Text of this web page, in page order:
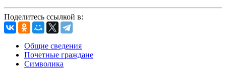
Поделитесь ссылкой в:
Общие сведения
Почетные граждане
Символика